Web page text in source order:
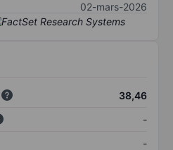
02-mars-2026
38,46
-
-